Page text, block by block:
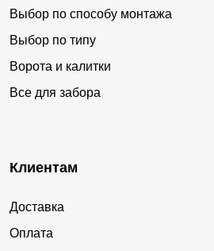
Выбор по способу монтажа
Выбор по типу
Ворота и калитки
Все для забора
Клиентам
Доставка
Оплата